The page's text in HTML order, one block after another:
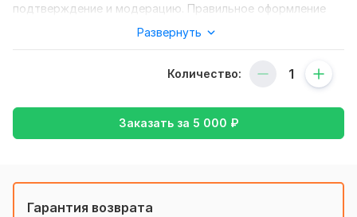
подтверждение и модерацию. Правильное оформление
карточки помогает бизнесу оставаться заметным в поиске
и выделяться среди конкурентов.
адрес (нужно указать правильный адрес, чтобы избежать
путаницы);
часы работы;
ссылки на сайт и социальные сети.
Развернуть
Количество:
Заказать за 5 000 ₽
Гарантия возврата